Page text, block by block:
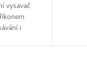
vysavač
i